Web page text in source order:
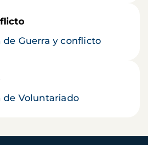
de Guerra y conflicto
de Voluntariado